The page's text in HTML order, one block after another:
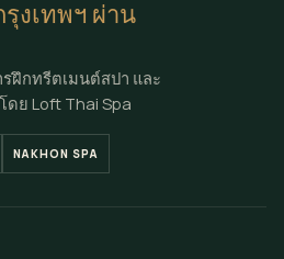
งเทพฯ ผ่าน
ฝึกทรีตเมนต์สปา และ
ดย Loft Thai Spa
NAKHON SPA